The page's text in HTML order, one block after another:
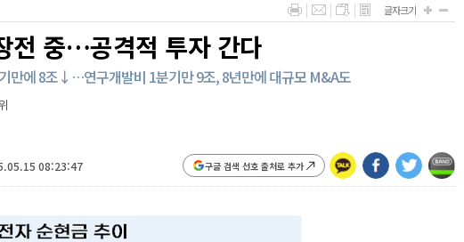
전 중…공격적 투자 간다
만에 8조↓…연구개발비 1분기만 9조, 8년만에 대규모 M&A도
구글 검색 선호 출처로 추가
08:23:47
글자크기